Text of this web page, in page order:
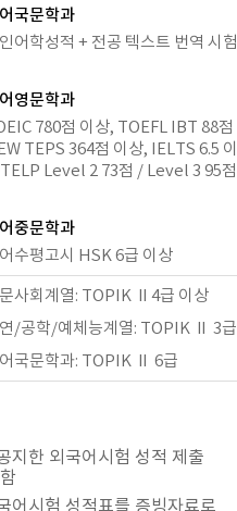
국문학과
어학성적 + 전공 텍스트 번역 시
영문학과
780점 이상, TOEFL IBT 88점
TEPS 364점 이상, IELTS 6.5
Level 2 73점 / Level 3 95
중문학과
수평고시 HSK 6급 이상
사회계열: TOPIK Ⅱ4급 이상
/공학/예체능계열: TOPIK Ⅱ 3
국문학과: TOPIK Ⅱ 6급
지한 외국어시험 성적 제출
어시험 성적표를 증빙자료로